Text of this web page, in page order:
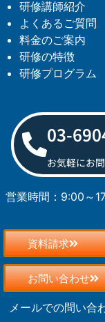
研修講師紹介
よくあるご質問
料金のご案内
研修の特徴
研修プログラム
03-
お気軽にお
営業時間：9:00～
資料請求
お問い合わせ
メールでの問い合